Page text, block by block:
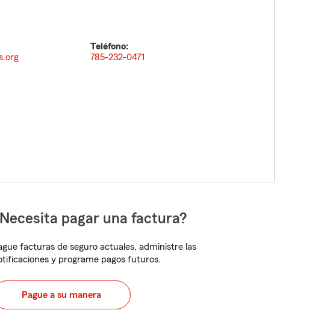
Teléfono:
785-232-0471
pagar una factura?
facturas de seguro actuales, administre las
y programe pagos futuros.
Pague a su manera